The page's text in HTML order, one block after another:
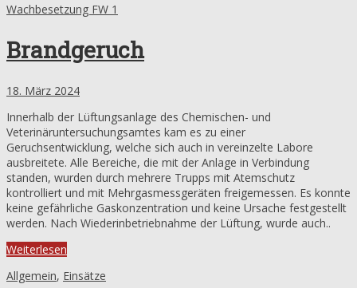
Wachbesetzung FW 1
Brandgeruch
18. März 2024
Innerhalb der Lüftungsanlage des Chemischen- und
Veterinäruntersuchungsamtes kam es zu einer
Geruchsentwicklung, welche sich auch in vereinzelte Labore
ausbreitete. Alle Bereiche, die mit der Anlage in Verbindung
standen, wurden durch mehrere Trupps mit Atemschutz
kontrolliert und mit Mehrgasmessgeräten freigemessen. Es konnte
keine gefährliche Gaskonzentration und keine Ursache festgestellt
werden. Nach Wiederinbetriebnahme der Lüftung, wurde auch..
Weiterlesen
Allgemein, Einsätze